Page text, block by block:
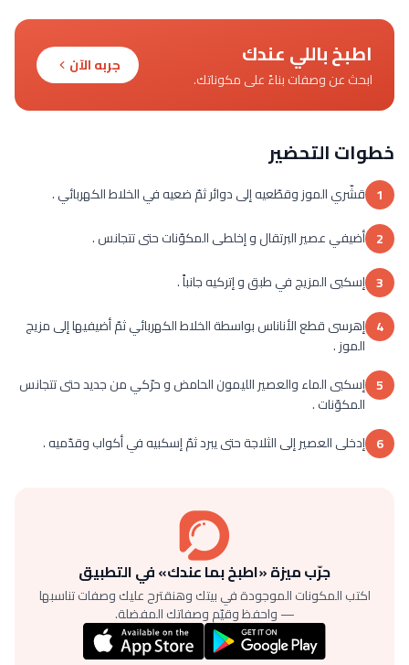
اطبخ باللي عندك
ابحث عن وصفات بناءً على مكوناتك.
جربه الآن
خطوات التحضير
1 قشّري الموز وقطّعيه إلى دوائر ثمّ ضعيه في الخلاط الكهربائي .
2 أضيفي عصير البرتقال و إخلطى المكوّنات حتى تتجانس .
3 إسكبى المزيج في طبق و إتركيه جانباً .
4 إهرسى قطع الأناناس بواسطة الخلاط الكهربائي ثمّ أضيفيها إلى مزيج
الموز .
5 إسكبى الماء والعصير الليمون الحامض و حرّكي من جديد حتى تتجانس
المكوّنات .
6 إدخلى العصير إلى الثلاجة حتى يبرد ثمّ إسكبيه في أكواب وقدّميه .
جرّب ميزة «اطبخ بما عندك» في التطبيق
اكتب المكونات الموجودة في بيتك وهنقترح عليك وصفات تناسبها
— واحفظ وقيّم وصفاتك المفضلة.